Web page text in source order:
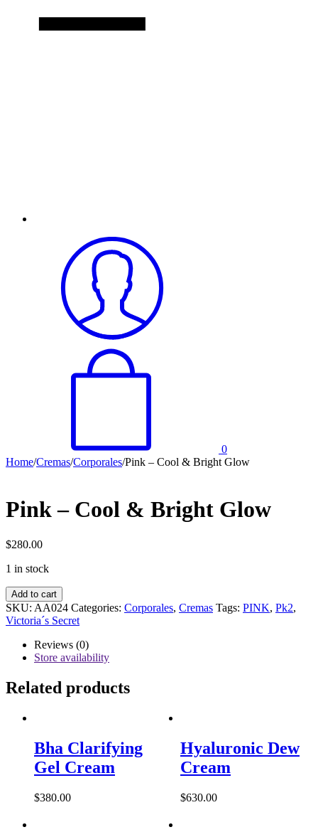
0
Home/Cremas/Corporales/Pink – Cool & Bright Glow
Pink – Cool & Bright Glow
$280.00
1 in stock
Pink
-
Cool
Bright
Glow
Add to cart
SKU: AA024 Categories: Corporales, Cremas Tags: PINK, Pk2,
Victoria´s Secret
Reviews (0)
Store availability
Related products
Bha Clarifying
Gel Cream
$380.00
Hyaluronic Dew
Cream
$630.00